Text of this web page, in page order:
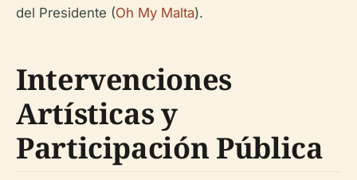
del Presidente (Oh My Malta).
Intervenciones
Artísticas y
Participación Pública